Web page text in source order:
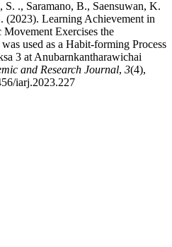
., Saramano, B., Saensuwan, K.
(2023). Learning Achievement in
Exercises the
used as a Habit-forming Process
3 at Anubarnkantharawichai
and Research Journal, 3(4),
iarj.2023.227